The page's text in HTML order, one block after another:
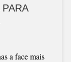
a face mais